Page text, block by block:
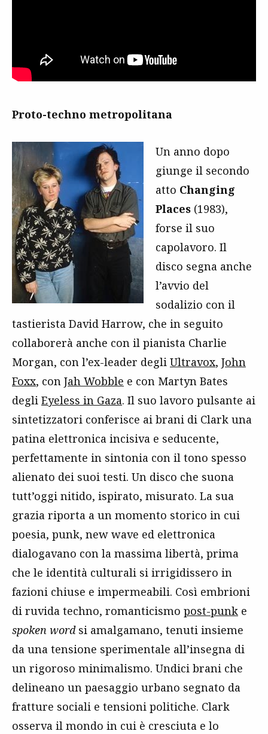
Proto-techno metropolitana
Un anno dopo
giunge il secondo
atto Changing
Places (1983),
forse il suo
capolavoro. Il
disco segna anche
l’avvio del
sodalizio con il
tastierista David Harrow, che in seguito
collaborerà anche con il pianista Charlie
Morgan, con l’ex-leader degli Ultravox, John
Foxx, con Jah Wobble e con Martyn Bates
degli Eyeless in Gaza. Il suo lavoro pulsante ai
sintetizzatori conferisce ai brani di Clark una
patina elettronica incisiva e seducente,
perfettamente in sintonia con il tono spesso
alienato dei suoi testi. Un disco che suona
tutt’oggi nitido, ispirato, misurato. La sua
grazia riporta a un momento storico in cui
poesia, punk, new wave ed elettronica
dialogavano con la massima libertà, prima
che le identità culturali si irrigidissero in
fazioni chiuse e impermeabili. Così embrioni
di ruvida techno, romanticismo post-punk e
spoken wordsi amalgamano, tenuti insieme
da una tensione sperimentale all’insegna di
un rigoroso minimalismo. Undici brani che
delineano un paesaggio urbano segnato da
fratture sociali e tensioni politiche. Clark
osserva il mondo in cui è cresciuta e lo